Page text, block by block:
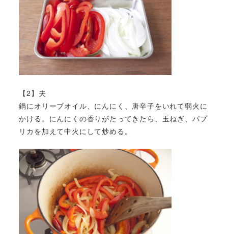
【2】夫
鍋にオリーブオイル、にんにく、唐辛子をいれて弱火に
かける。にんにくの香りがたってきたら、玉ねぎ、パプ
リカを加えて中火にして炒める。